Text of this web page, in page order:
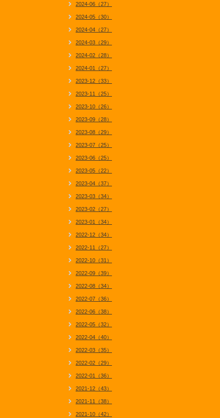
2024-06（27）
2024-05（30）
2024-04（27）
2024-03（29）
2024-02（28）
2024-01（27）
2023-12（33）
2023-11（25）
2023-10（26）
2023-09（28）
2023-08（29）
2023-07（25）
2023-06（25）
2023-05（22）
2023-04（37）
2023-03（34）
2023-02（27）
2023-01（34）
2022-12（34）
2022-11（27）
2022-10（31）
2022-09（39）
2022-08（34）
2022-07（36）
2022-06（38）
2022-05（32）
2022-04（40）
2022-03（35）
2022-02（29）
2022-01（36）
2021-12（43）
2021-11（38）
2021-10（42）